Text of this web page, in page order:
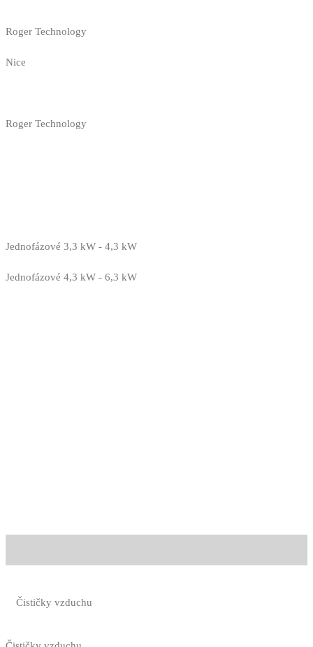
Roger Technology
Nice
Roger Technology
Jednofázové 3,3 kW - 4,3 kW
Jednofázové 4,3 kW - 6,3 kW
Čističky vzduchu